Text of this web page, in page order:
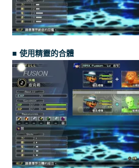
■ 使用精靈的合體